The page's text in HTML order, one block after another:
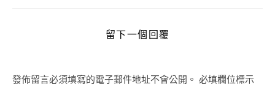
留下一個回覆
發佈留言必須填寫的電子郵件地址不會公開。 必填欄位標示